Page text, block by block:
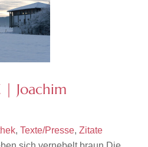
| Joachim
,Texte/Presse,Zitate